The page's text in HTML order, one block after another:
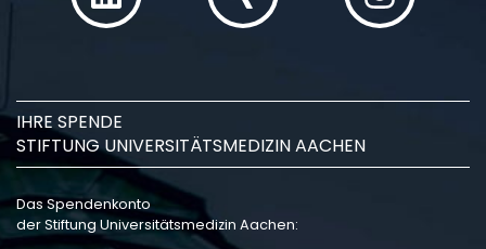
IHRE SPENDE
STIFTUNG UNIVERSITÄTSMEDIZIN AACHEN
Das Spendenkonto
der Stiftung Universitätsmedizin Aachen: